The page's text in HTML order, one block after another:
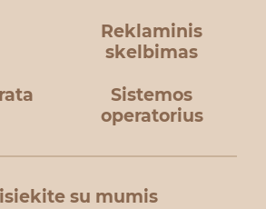
Reklaminis
skelbimas
Sistemos
operatorius
su mumis